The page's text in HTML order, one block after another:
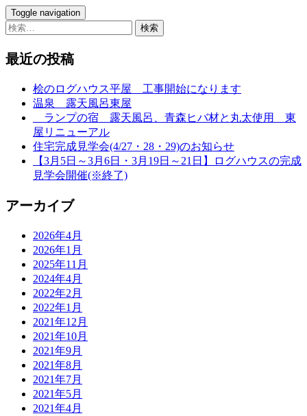
Toggle navigation
検
最近の投稿
桧のログハウス平屋 工事開始になります
温泉 露天風呂東屋
ランプの宿 露天風呂、青森ヒバ材と丸太使用 東
屋リニューアル
住宅完成見学会(4/27・28・29)のお知らせ
【3月5日～3月6日・3月19日～21日】ログハウスの完成
見学会開催(※終了)
アーカイブ
2026年4月
2026年1月
2025年11月
2024年4月
2022年2月
2022年1月
2021年12月
2021年10月
2021年9月
2021年8月
2021年7月
2021年5月
2021年4月